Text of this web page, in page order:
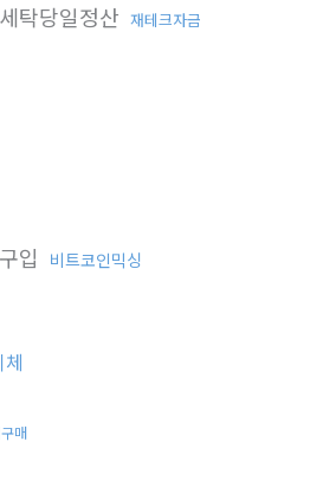
탁당일정산 재테크자금
입
비트코인믹싱
매